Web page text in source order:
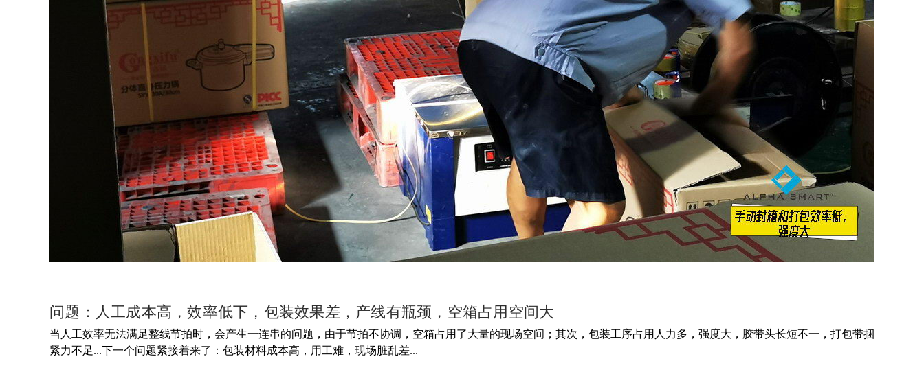
问题：人工成本高，效率低下，包装效果差，产线有瓶颈，空箱占用空间大
当人工效率无法满足整线节拍时，会产生一连串的问题，由于节拍不协调，空箱占用了大量的现场空间；其次，包装工序占用人力多，强度大，胶带头长短不一，打包带捆
紧力不足...下一个问题紧接着来了：包装材料成本高，用工难，现场脏乱差...